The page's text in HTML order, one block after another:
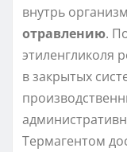
внутрь
отравлению.
этиленгликоля
в закрытых
Термагентом